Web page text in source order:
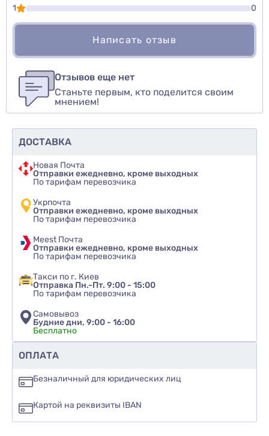
1
0
Написать отзыв
авторизуйтесь иливойдите
Оценить товар
Рекомендуете ли вы этот товар
да
еще не знаю
Отзывов еще нет
Станьте первым, кто поделится своим
мнением!
ДОСТАВКА
Новая Почта
Отправки ежедневно, кроме выходных
По тарифам перевозчика
Укрпочта
Отправки ежедневно, кроме выходных
По тарифам перевозчика
Meest Почта
Отправки ежедневно, кроме выходных
По тарифам перевозчика
Такси по г. Киев
Отправка Пн.-Пт. 9:00 - 15:00
По тарифам перевозчика
Самовывоз
Будние дни, 9:00 - 16:00
Бесплатно
ОПЛАТА
Безналичный для юридических лиц
Картой на реквизиты IBAN